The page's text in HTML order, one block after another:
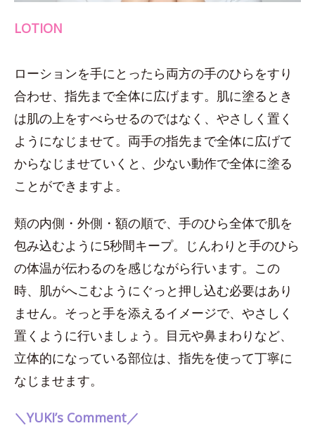
LOTION
ローションを手にとったら両方の手のひらをすり
合わせ、指先まで全体に広げます。肌に塗るとき
は肌の上をすべらせるのではなく、やさしく置く
ようになじませて。両手の指先まで全体に広げて
からなじませていくと、少ない動作で全体に塗る
ことができますよ。
頬の内側・外側・額の順で、手のひら全体で肌を
包み込むように5秒間キープ。じんわりと手のひら
の体温が伝わるのを感じながら行います。この
時、肌がへこむようにぐっと押し込む必要はあり
ません。そっと手を添えるイメージで、やさしく
置くように行いましょう。目元や鼻まわりなど、
立体的になっている部位は、指先を使って丁寧に
なじませます。
＼YUKI’s Comment／